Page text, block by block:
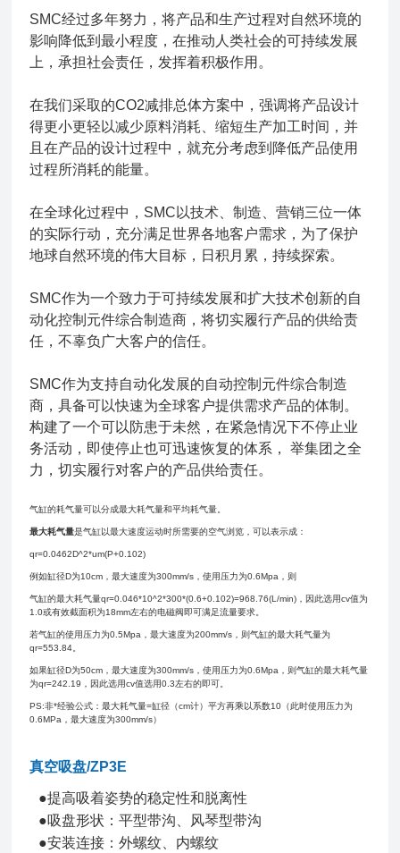
SMC经过多年努力，将产品和生产过程对自然环境的
影响降低到最小程度，在推动人类社会的可持续发展
上，承担社会责任，发挥着积极作用。
在我们采取的CO2减排总体方案中，强调将产品设计
得更小更轻以减少原料消耗、缩短生产加工时间，并
且在产品的设计过程中，就充分考虑到降低产品使用
过程所消耗的能量。
在全球化过程中，SMC以技术、制造、营销三位一体
的实际行动，充分满足世界各地客户需求，为了保护
地球自然环境的伟大目标，日积月累，持续探索。
SMC作为一个致力于可持续发展和扩大技术创新的自
动化控制元件综合制造商，将切实履行产品的供给责
任，不辜负广大客户的信任。
SMC作为支持自动化发展的自动控制元件综合制造
商，具备可以快速为全球客户提供需求产品的体制。
构建了一个可以防患于未然，在紧急情况下不停止业
务活动，即使停止也可迅速恢复的体系， 举集团之全
力，切实履行对客户的产品供给责任。
气缸的耗气量可以分成最大耗气量和平均耗气量。
最大耗气量是气缸以最大速度运动时所需要的空气浏览，可以表示成：
qr=0.0462D^2*um(P+0.102)
例如缸径D为10cm，最大速度为300mm/s，使用压力为0.6Mpa，则
气缸的最大耗气量qr=0.046*10^2*300*(0.6+0.102)=968.76(L/min)，因此选用cv值为
1.0或有效截面积为18mm左右的电磁阀即可满足流量要求。
若气缸的使用压力为0.5Mpa，最大速度为200mm/s，则气缸的最大耗气量为
qr=553.84。
如果缸径D为50cm，最大速度为300mm/s，使用压力为0.6Mpa，则气缸的最大耗气量
为qr=242.19，因此选用cv值选用0.3左右的即可。
PS:非*经验公式：最大耗气量=缸径（cm计）平方再乘以系数10（此时使用压力为
0.6MPa，最大速度为300mm/s）
真空吸盘/ZP3E
●提高吸着姿势的稳定性和脱离性
●吸盘形状：平型带沟、风琴型带沟
●安装连接：外螺纹、内螺纹